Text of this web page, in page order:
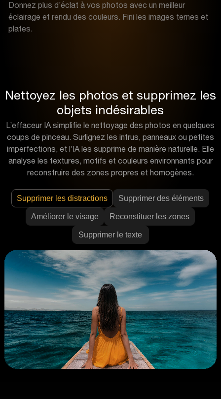
Donnez plus d’éclat à vos photos avec un meilleur
éclairage et rendu des couleurs. Fini les images ternes et
plates.
Nettoyez les photos et supprimez les
objets indésirables
L’effaceur IA simplifie le nettoyage des photos en quelques
coups de pinceau. Surlignez les intrus, panneaux ou petites
imperfections, et l’IA les supprime de manière naturelle. Elle
analyse les textures, motifs et couleurs environnants pour
reconstruire des zones propres et homogènes.
Supprimer les distractions Supprimer des éléments
Améliorer le visage Reconstituer les zones
Supprimer le texte